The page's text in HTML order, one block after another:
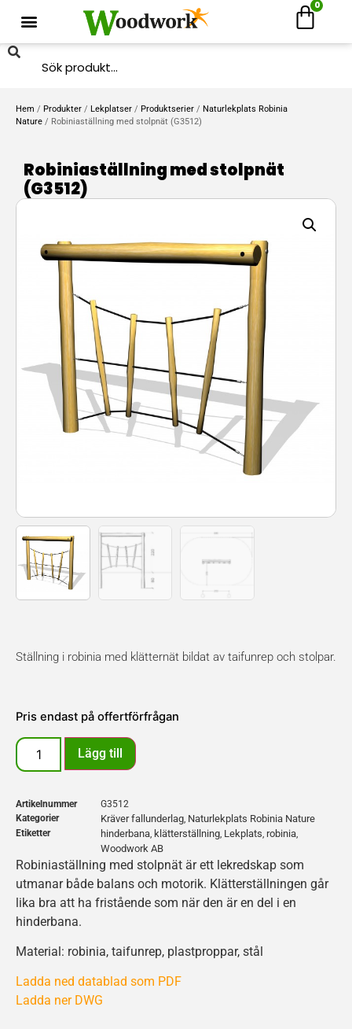
0
Hem / Produkter / Lekplatser / Produktserier / Naturlekplats Robinia
Nature / Robiniaställning med stolpnät (G3512)
Robiniaställning med stolpnät
(G3512)
Ställning i robinia med klätternät bildat av taifunrep och stolpar.
Pris endast på offertförfrågan
Lägg till
Artikelnummer
G3512
Kategorier
Kräver fallunderlag Naturlekplats Robinia Nature
Etiketter hinderbana klätterställning Lekplats robinia
Woodwork AB
Robiniaställning med stolpnät är ett lekredskap som
utmanar både balans och motorik. Klätterställningen går
lika bra att ha fristående som när den är en del i en
hinderbana.
Material: robinia, taifunrep, plastproppar, stål
Ladda ned datablad som PDF
Ladda ner DWG